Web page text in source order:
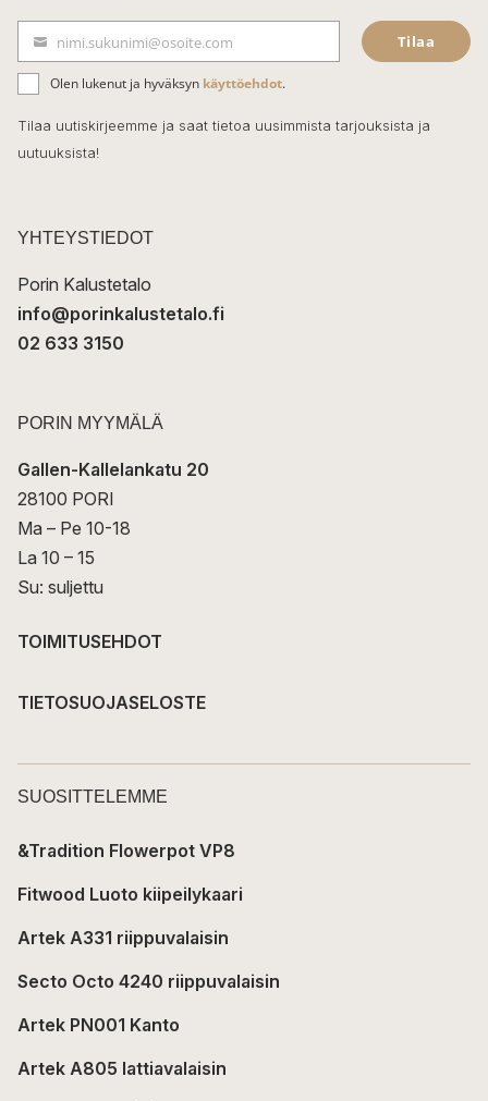
e
b
o
o
k
ä
h
k
t
nimi.sukunimi@osoite.com Tilaa
Olen lukenut ja hyväksyn käyttöehdot.
Tilaa uutiskirjeemme ja saat tietoa uusimmista tarjouksista ja
uutuuksista!
YHTEYSTIEDOT
Porin Kalustetalo
info@porinkalustetalo.fi
02 633 3150
PORIN MYYMÄLÄ
Gallen-Kallelankatu 20
28100 PORI
Ma – Pe 10-18
La 10 – 15
Su: suljettu
TOIMITUSEHDOT
TIETOSUOJASELOSTE
SUOSITTELEMME
&Tradition Flowerpot VP8
Fitwood Luoto kiipeilykaari
Artek A331 riippuvalaisin
Secto Octo 4240 riippuvalaisin
Artek PN001 Kanto
Artek A805 lattiavalaisin